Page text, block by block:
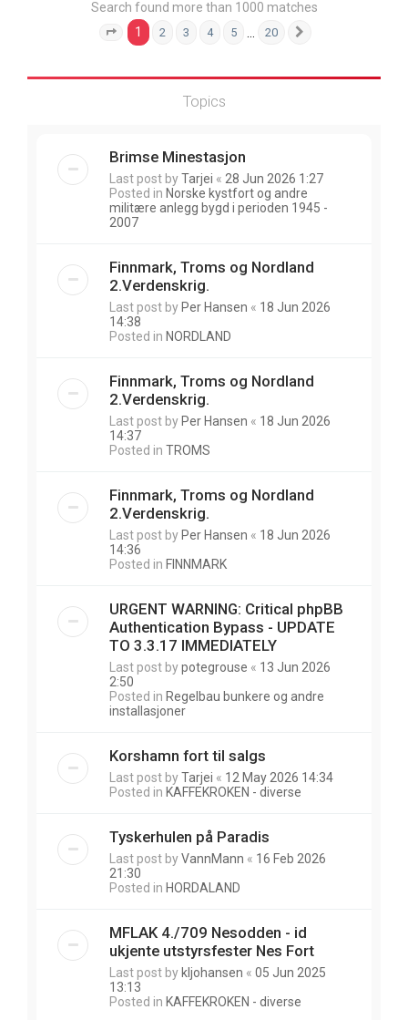
Search found more than 1000 matches
Page 1 of 20
1 2 3 4 5 20
Topics
Brimse Minestasjon
Last post byTarjei « 28 Jun 2026 1:27
Posted in Norske kystfort og andre
militære anlegg bygd i perioden 1945 -
2007
Finnmark, Troms og Nordland
2.Verdenskrig.
Last post by Per Hansen « 18 Jun 2026
14:38
Posted in NORDLAND
Finnmark, Troms og Nordland
2.Verdenskrig.
Last post by Per Hansen « 18 Jun 2026
14:37
Posted in TROMS
Finnmark, Troms og Nordland
2.Verdenskrig.
Last post by Per Hansen « 18 Jun 2026
14:36
Posted in FINNMARK
URGENT WARNING: Critical phpBB
Authentication Bypass - UPDATE
TO 3.3.17 IMMEDIATELY
Last post bypotegrouse « 13 Jun 2026
2:50
Posted in Regelbau bunkere og andre
installasjoner
Korshamn fort til salgs
Last post byTarjei « 12 May 2026 14:34
Posted in KAFFEKROKEN - diverse
Tyskerhulen på Paradis
Last post byVannMann « 16 Feb 2026
21:30
Posted in HORDALAND
MFLAK 4./709 Nesodden - id
ukjente utstyrsfester Nes Fort
Last post by kljohansen « 05 Jun 2025
13:13
Posted in KAFFEKROKEN - diverse